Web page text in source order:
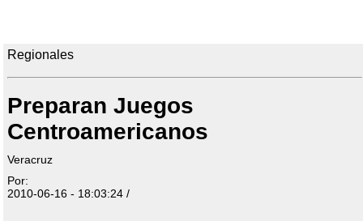
Regionales
Preparan Juegos
Centroamericanos
Veracruz
Por:
2010-06-16 - 18:03:24 /